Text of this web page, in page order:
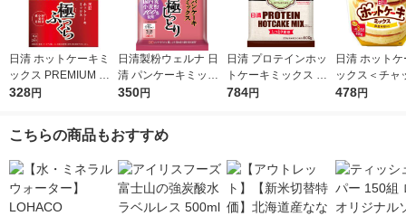
日清 ホットケーキミ
ックス PREMIUM 極
ふっくら 国内麦小麦
328円
日清製粉ウェルナ 日
清 パンケーキミック
ス 極しっとり 国内麦
350円
日清 プロテインホッ
トケーキミックス し
っとり食感 200g×3袋
784円
日清 ホット
ックス＜チャ
400g 1セット
478円
こちらの商品もおすすめ